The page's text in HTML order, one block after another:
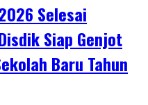
Selesai
Siap Genjot
Baru Tahun